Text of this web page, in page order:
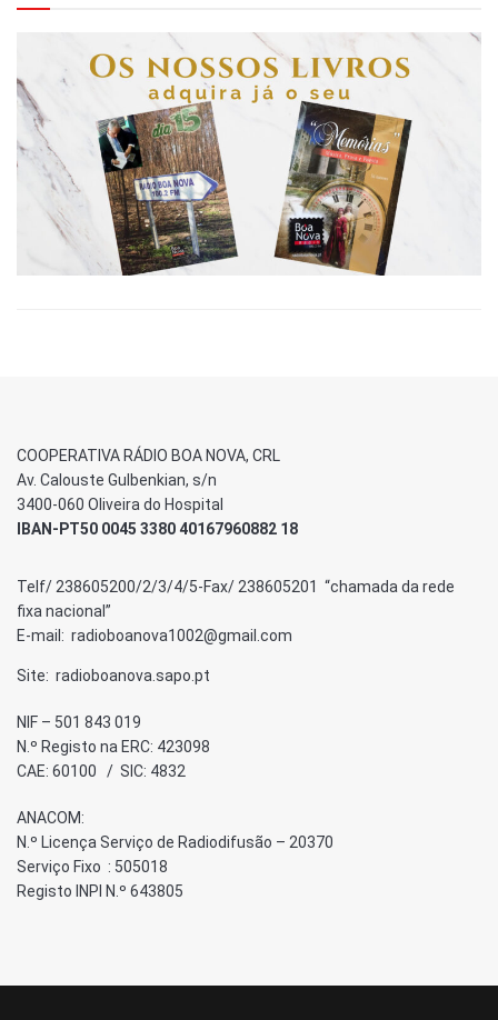
COOPERATIVA RÁDIO BOA NOVA, CRL
Av. Calouste Gulbenkian, s/n
3400-060 Oliveira do Hospital
IBAN-PT50 0045 3380 40167960882 18
Telf/ 238605200/2/3/4/5-Fax/ 238605201 “chamada da rede
fixa nacional”
E-mail: radioboanova1002@gmail.com
Site: radioboanova.sapo.pt
NIF – 501 843 019
N.º Registo na ERC: 423098
CAE: 60100 / SIC: 4832
ANACOM:
N.º Licença Serviço de Radiodifusão – 20370
Serviço Fixo : 505018
Registo INPI N.º 643805